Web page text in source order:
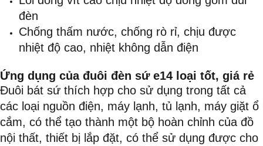
đèn
Chống thấm nước, chống rò rỉ, chịu được
nhiệt độ cao, nhiệt không dẫn điện
Ứng dụng của đuôi đèn sứ e14 loại tốt, giá rẻ
Đuôi bát sứ thích hợp cho sử dụng trong tất cả
các loại nguồn điện, máy lạnh, tủ lạnh, máy giặt ổ
cắm, có thể tạo thành một bộ hoàn chỉnh của đồ
nội thất, thiết bị lắp đặt, có thể sử dụng được cho